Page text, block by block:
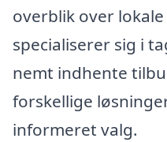
overblik over
specialiserer sig i
nemt indhente
forskellige
informeret valg.